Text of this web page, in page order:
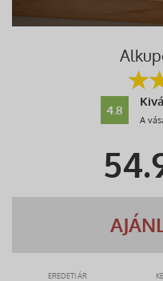
4.8
A
EREDETI ÁR